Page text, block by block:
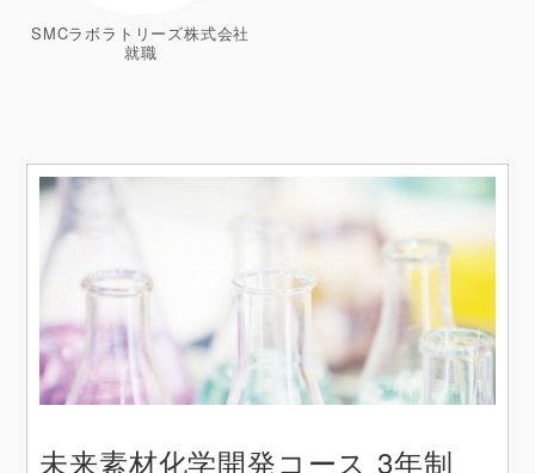
SMCラボラトリーズ株式会社
就職
未来素材化学開発コース 3年制